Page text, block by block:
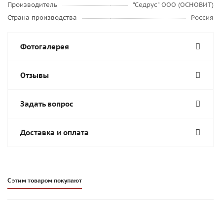
Производитель
"Седрус" ООО (ОСНОВИТ)
Страна производства
Россия
Фотогалерея
Отзывы
Задать вопрос
Доставка и оплата
С этим товаром покупают